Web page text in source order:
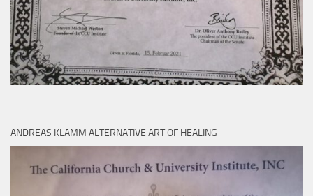
ANDREAS KLAMM ALTERNATIVE ART OF HEALING